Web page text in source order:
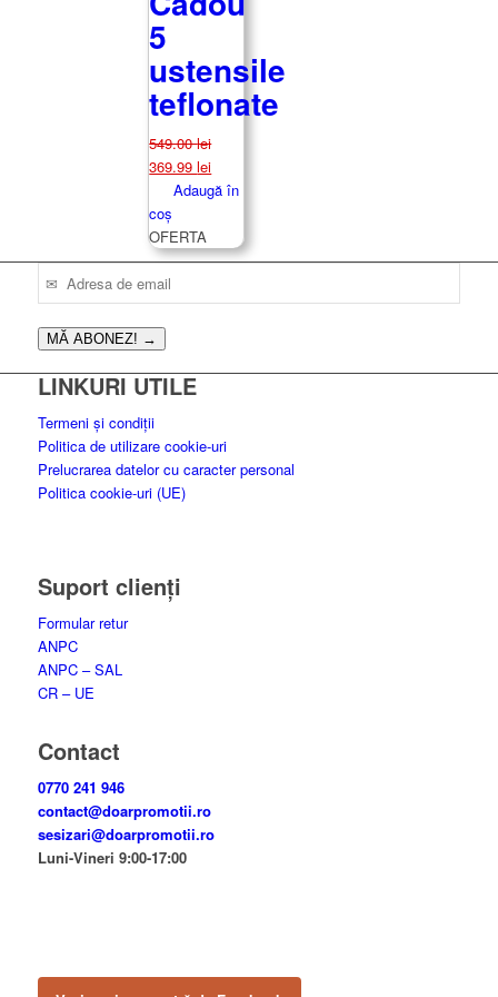
5
ustensile
teflonate
549.00lei
Prețul
inițial
a
fost:
549.00 lei.
369.99leiPrețul
curent
369.99 lei.
Adaugă în
coș
OFERTA
MĂ ABONEZ! →
LINKURI UTILE
Termeni și condiții
Politica de utilizare cookie-uri
Prelucrarea datelor cu caracter personal
Politica cookie-uri (UE)
Suport clienți
Formular retur
ANPC
ANPC – SAL
CR – UE
Contact
0770 241 946
contact@doarpromotii.ro
sesizari@doarpromotii.ro
Luni-Vineri 9:00-17:00